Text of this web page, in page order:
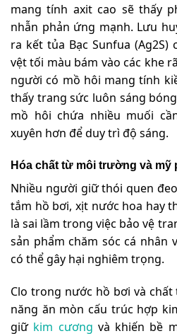
mang tính axit cao sẽ thấy
nhẫn phản ứng mạnh. Lưu
ra kết tủa Bạc Sunfua
vệt tối màu bám vào các khe
người có mồ hôi mang tính
thấy trang sức luôn sáng
mồ hôi chứa nhiều muối
xuyên hơn để duy trì độ sáng.
Hóa chất từ môi trường và mỹ
Nhiều người giữ thói quen
tắm hồ bơi, xịt nước hoa hay
là sai lầm trong việc bảo vệ
sản phẩm chăm sóc cá nhân
có thể gây hại nghiêm trọng.
Clo trong nước hồ bơi và
năng ăn mòn cấu trúc hợp
giữ kim cương và khiến bề